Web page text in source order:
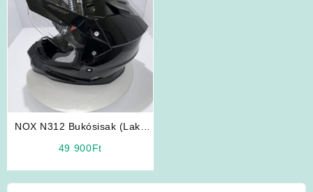
NOX N312 Bukósisak (Lakk
49 900Ft